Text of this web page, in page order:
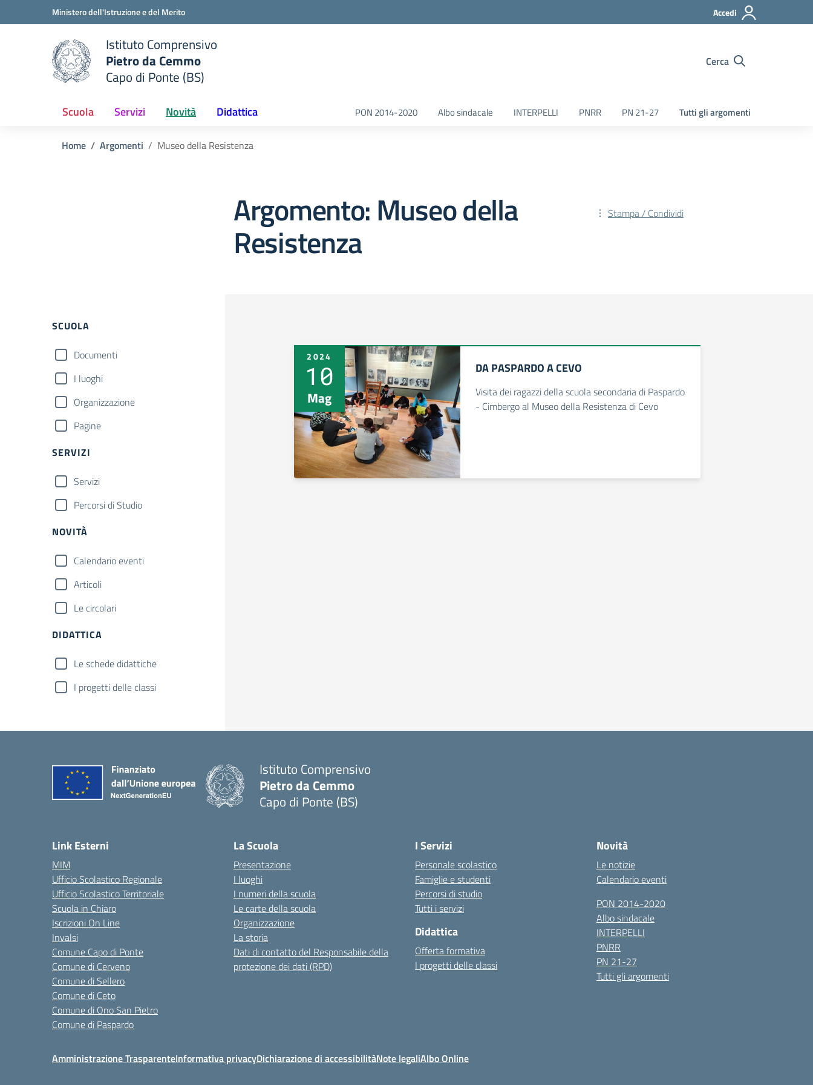
Vai ai contenuti
Vai al menu di navigazioneMinistero dell'Istruzione e del Merito Accedi
scuola
Istituto Comprensivo
Pietro da Cemmo
Capo di Ponte (BS)
Cerca
Scuola Servizi Novità Didattica PON 2014-2020 Albo sindacale INTERPELLI PNRR PN 21-27 Tutti gli argomenti
Home Argomenti Museo della Resistenza
Argomento: Museo della
Resistenza
Stampa / Condividi
Filtri
SCUOLA
Documenti
I luoghi
Organizzazione
Pagine
SERVIZI
Servizi
Percorsi di Studio
NOVITÀ
Calendario eventi
Articoli
Le circolari
DIDATTICA
Le schede didattiche
I progetti delle classi
2024
10
Mag
DA PASPARDO A CEVO
Visita dei ragazzi della scuola secondaria di Paspardo
- Cimbergo al Museo della Resistenza di Cevo
Istituto Comprensivo
Pietro da Cemmo
Capo di Ponte (BS)
Link Esterni
MIM
Ufficio Scolastico Regionale
Ufficio Scolastico Territoriale
Scuola in Chiaro
Iscrizioni On Line
Invalsi
Comune Capo di Ponte
Comune di Cerveno
Comune di Sellero
Comune di Ceto
Comune di Ono San Pietro
Comune di Paspardo
La Scuola
Presentazione
I luoghi
I numeri della scuola
Le carte della scuola
Organizzazione
La storia
Dati di contatto del Responsabile della
protezione dei dati (RPD)
I Servizi
Personale scolastico
Famiglie e studenti
Percorsi di studio
Tutti i servizi
Didattica
Offerta formativa
I progetti delle classi
Novità
Le notizie
Calendario eventi
PON 2014-2020
Albo sindacale
INTERPELLI
PNRR
PN 21-27
Tutti gli argomenti
Amministrazione TrasparenteInformativa privacyDichiarazione di accessibilitàNote legaliAlbo Online